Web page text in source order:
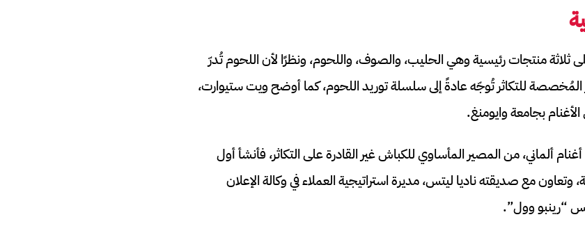
ثلاثة منتجات رئيسية وهي الحليب، والصوف، واللحوم، ونظرًا لأن اللحوم تُدرّ
المُخصصة للتكاثر تُوجّه عادةً إلى سلسلة توريد اللحوم، كما أوضح ويت ستيوارت،
بجامعة وايومنغ.
ألماني، من المصير المأساوي للكباش غير القادرة على التكاثر، فأنشأ أول
وتعاون مع صديقته ناديا ليتس، مديرة استراتيجية العملاء في وكالة الإعلان
“رينبو وول”.